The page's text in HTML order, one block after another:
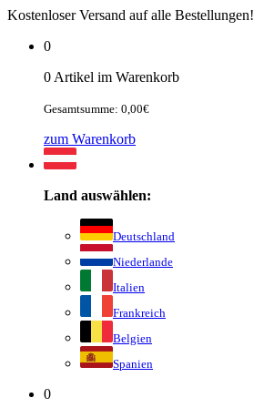
Kostenloser Versand auf alle Bestellungen!
0
0 Artikel im Warenkorb
Gesamtsumme: 0,00€
zum Warenkorb
Land auswählen:
Deutschland
Niederlande
Italien
Frankreich
Belgien
Spanien
0